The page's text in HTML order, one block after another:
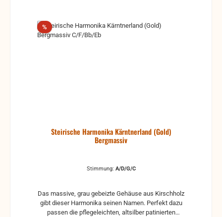
%Rabatt
Steirische Harmonika Kärntnerland (Gold)
Bergmassiv
Stimmung: A/D/G/C
Das massive, grau gebeizte Gehäuse aus Kirschholz
gibt dieser Harmonika seinen Namen. Perfekt dazu
passen die pflegeleichten, altsilber patinierten